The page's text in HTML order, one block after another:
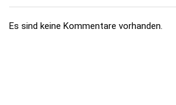
Es sind keine Kommentare vorhanden.